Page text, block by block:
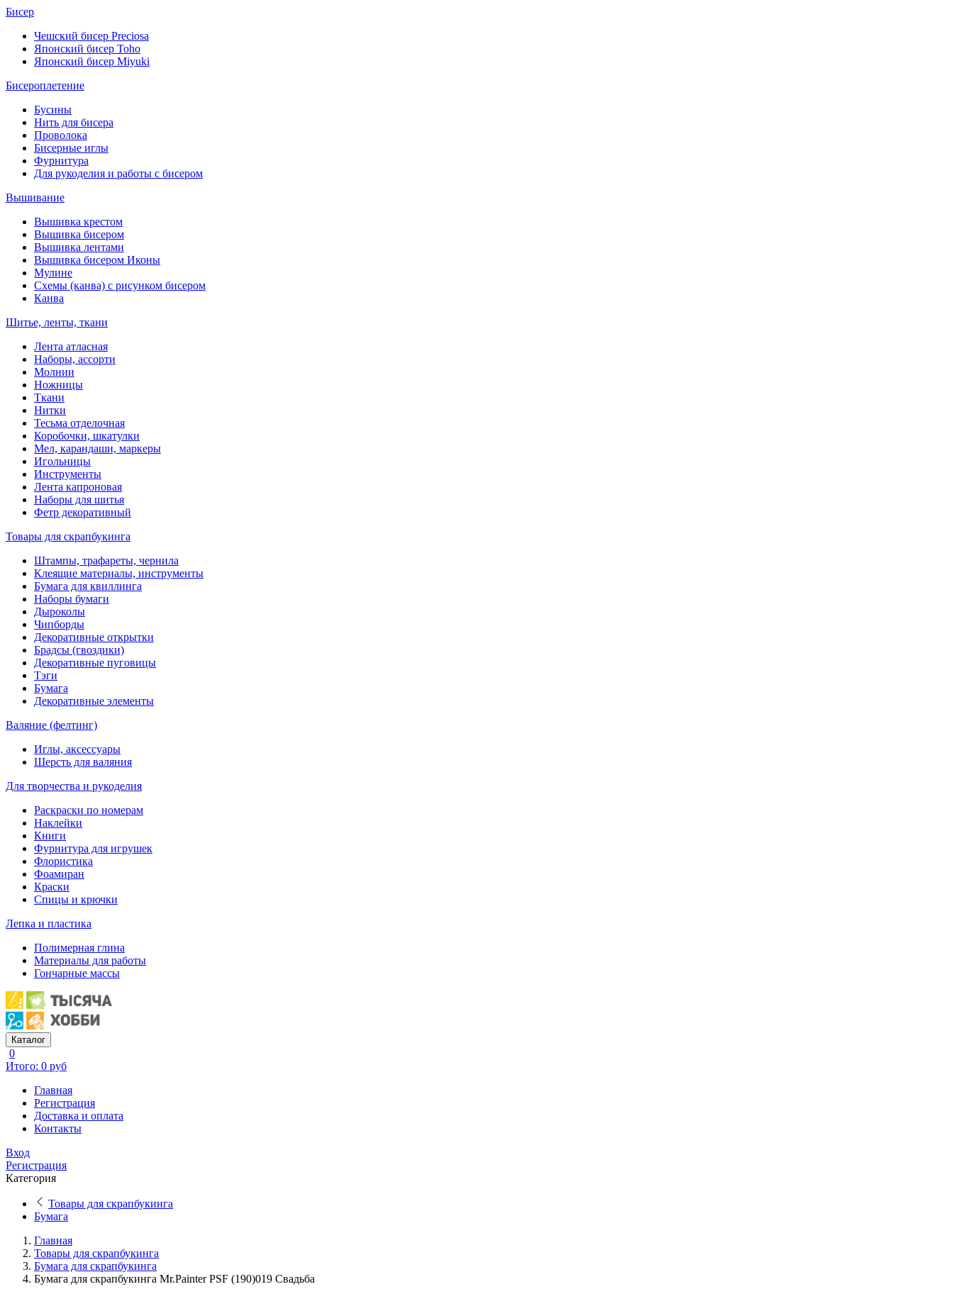
Бисер
Чешский бисер Preciosa
Японский бисер Toho
Японский бисер Miyuki
Бисероплетение
Бусины
Нить для бисера
Проволока
Бисерные иглы
Фурнитура
Для рукоделия и работы с бисером
Вышивание
Вышивка крестом
Вышивка бисером
Вышивка лентами
Вышивка бисером Иконы
Мулине
Схемы (канва) с рисунком бисером
Канва
Шитье, ленты, ткани
Лента атласная
Наборы, ассорти
Молнии
Ножницы
Ткани
Нитки
Тесьма отделочная
Коробочки, шкатулки
Мел, карандаши, маркеры
Игольницы
Инструменты
Лента капроновая
Наборы для шитья
Фетр декоративный
Товары для скрапбукинга
Штампы, трафареты, чернила
Клеящие материалы, инструменты
Бумага для квиллинга
Наборы бумаги
Дыроколы
Чипборды
Декоративные открытки
Брадсы (гвоздики)
Декоративные пуговицы
Тэги
Бумага
Декоративные элементы
Валяние (фелтинг)
Иглы, аксессуары
Шерсть для валяния
Для творчества и рукоделия
Раскраски по номерам
Наклейки
Книги
Фурнитура для игрушек
Флористика
Фоамиран
Краски
Спицы и крючки
Лепка и пластика
Полимерная глина
Материалы для работы
Гончарные массы
Каталог
0
Итого: 0 руб
Главная
Регистрация
Доставка и оплата
Контакты
Вход
Регистрация
Категория
Товары для скрапбукинга
Бумага
Главная
Товары для скрапбукинга
Бумага для скрапбукинга
Бумага для скрапбукинга Mr.Painter PSF (190)019 Свадьба